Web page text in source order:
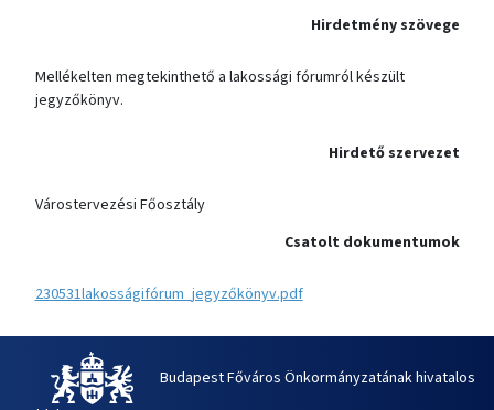
Hirdetmény szövege
Mellékelten megtekinthető a lakossági fórumról készült
jegyzőkönyv.
Hirdető szervezet
Várostervezési Főosztály
Csatolt dokumentumok
230531lakosságifórum_jegyzőkönyv.pdf
Budapest Főváros Önkormányzatának hivatalos